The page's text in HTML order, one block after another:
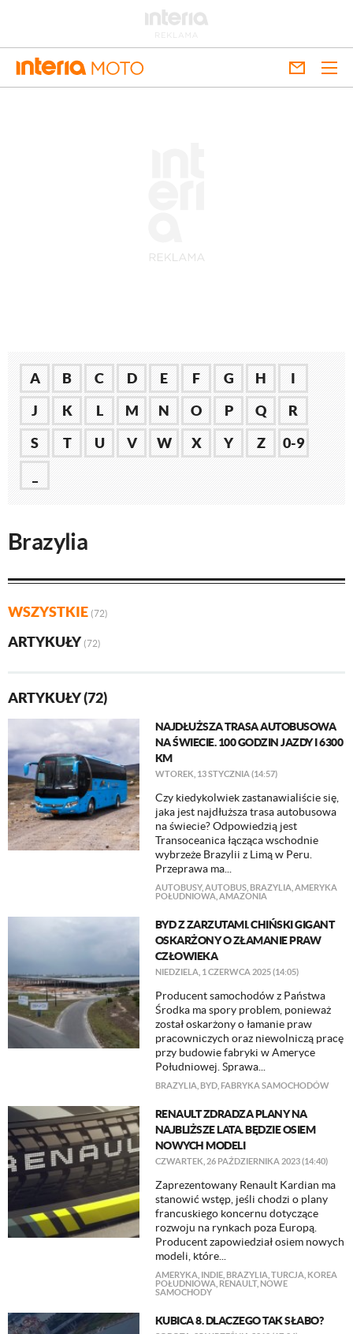
A B C D E F G H
I
J
K L M N O P Q
R
S
T U V W X Y Z
0-9
Brazylia
WSZYSTKIE (72)
ARTYKUŁY (72)
ARTYKUŁY (72)
NAJDŁUŻSZA TRASA AUTOBUSOWA
NA ŚWIECIE. 100 GODZIN JAZDY I 6300
KM
WTOREK, 13 STYCZNIA (14:57)
Czy kiedykolwiek zastanawialiście się,
jaka jest najdłuższa trasa autobusowa
na świecie? Odpowiedzią jest
Transoceanica łącząca wschodnie
wybrzeże Brazylii z Limą w Peru.
Przeprawa ma...
AUTOBUSY, AUTOBUS, BRAZYLIA AMERYKA
POŁUDNIOWA AMAZONIA
BYD Z ZARZUTAMI. CHIŃSKI GIGANT
OSKARŻONY O ZŁAMANIE PRAW
CZŁOWIEKA
NIEDZIELA, 1 CZERWCA 2025 (14:05)
Producent samochodów z Państwa
Środka ma spory problem, ponieważ
został oskarżony o łamanie praw
pracowniczych oraz niewolniczą pracę
przy budowie fabryki w Ameryce
Południowej. Sprawa...
BRAZYLIA BYD, FABRYKA SAMOCHODÓW
RENAULT ZDRADZA PLANY NA
NAJBLIŻSZE LATA. BĘDZIE OSIEM
NOWYCH MODELI
CZWARTEK, 26 PAŹDZIERNIKA 2023 (14:40)
Zaprezentowany Renault Kardian ma
stanowić wstęp, jeśli chodzi o plany
francuskiego koncernu dotyczące
rozwoju na rynkach poza Europą.
Producent zapowiedział osiem nowych
modeli, które...
AMERYKA INDIE, BRAZYLIA TURCJA KOREA
POŁUDNIOWA RENAULT, NOWE
SAMOCHODY
KUBICA 8. DLACZEGO TAK SŁABO?